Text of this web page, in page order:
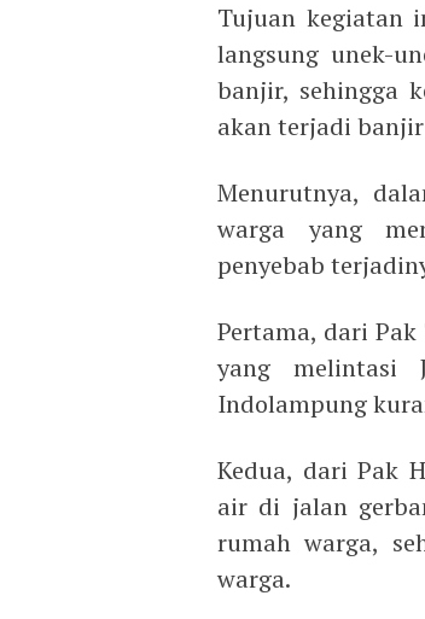
Tujuan kegiatan
langsung unek-
banjir, sehingga
akan terjadi
Menurutnya,
warga yang
penyebab
Pertama, dari
yang melintasi
Indolampung
Kedua, dari Pak
air di jalan
rumah warga,
warga.